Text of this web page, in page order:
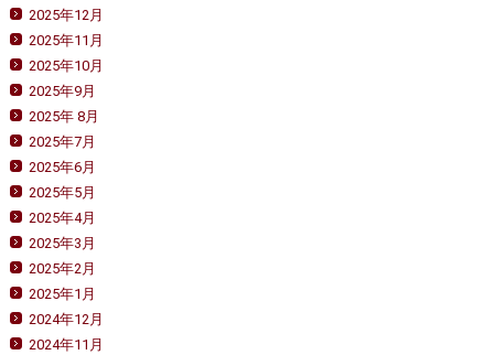
2025年12月
2025年11月
2025年10月
2025年9月
2025年 8月
2025年7月
2025年6月
2025年5月
2025年4月
2025年3月
2025年2月
2025年1月
2024年12月
2024年11月